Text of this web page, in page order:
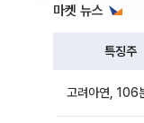
마켓 뉴스
특징주